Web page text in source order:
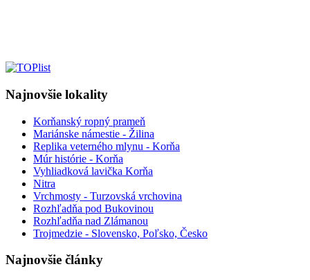
Najnovšie lokality
Korňanský ropný prameň
Mariánske námestie - Žilina
Replika veterného mlynu - Korňa
Múr histórie - Korňa
Vyhliadková lavička Korňa
Nitra
Vrchmosty - Turzovská vrchovina
Rozhľadňa pod Bukovinou
Rozhľadňa nad Zlámanou
Trojmedzie - Slovensko, Poľsko, Česko
Najnovšie články